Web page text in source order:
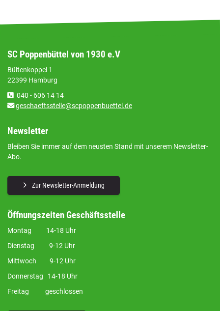
SC Poppenbüttel von 1930 e.V
Bültenkoppel 1
22399 Hamburg
040 - 606 14 14
geschaeftsstelle@scpoppenbuettel.de
Newsletter
Bleiben Sie immer auf dem neusten Stand mit unserem Newsletter-
Abo.
Zur Newsletter-Anmeldung
Öffnungszeiten Geschäftsstelle
Montag 14-18 Uhr
Dienstag 9-12 Uhr
Mittwoch 9-12 Uhr
Donnerstag 14-18 Uhr
Freitag geschlossen